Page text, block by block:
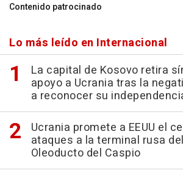
Contenido patrocinado
Lo más leído en Internacional
La capital de Kosovo retira
apoyo a Ucrania tras la
a reconocer su
Ucrania promete a EEUU el
ataques a la terminal rusa
Oleoducto del Caspio